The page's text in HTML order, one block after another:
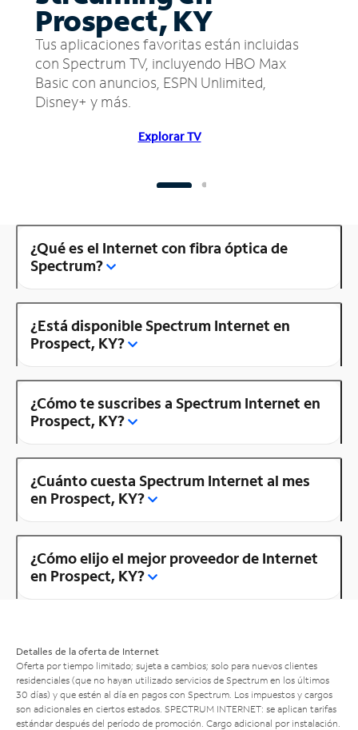
Prospect, KY
Tus aplicaciones favoritas están incluidas
con Spectrum TV, incluyendo HBO Max
Basic con anuncios, ESPN Unlimited,
Disney+ y más.
Explorar TV
¿Qué es el Internet con fibra óptica de
Spectrum?
¿Está disponible Spectrum Internet en
Prospect, KY?
¿Cómo te suscribes a Spectrum Internet en
Prospect, KY?
¿Cuánto cuesta Spectrum Internet al mes
en Prospect, KY?
¿Cómo elijo el mejor proveedor de Internet
en Prospect, KY?
Detalles de la oferta de Internet
Oferta por tiempo limitado; sujeta a cambios; solo para nuevos clientes
residenciales (que no hayan utilizado servicios de Spectrum en los últimos
30 días) y que estén al día en pagos con Spectrum. Los impuestos y cargos
son adicionales en ciertos estados. SPECTRUM INTERNET: se aplican tarifas
estándar después del período de promoción. Cargo adicional por instalación.